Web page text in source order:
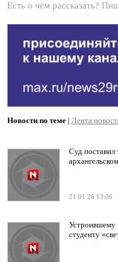
Есть о чём рассказать?
Новости по теме | Лента
Суд поставил
21.01.26 13:06
Устроившему
студенту